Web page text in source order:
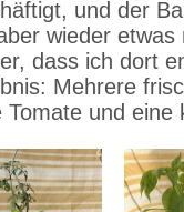
und der
wieder
dass ich dort
Mehrere
Tomate und eine